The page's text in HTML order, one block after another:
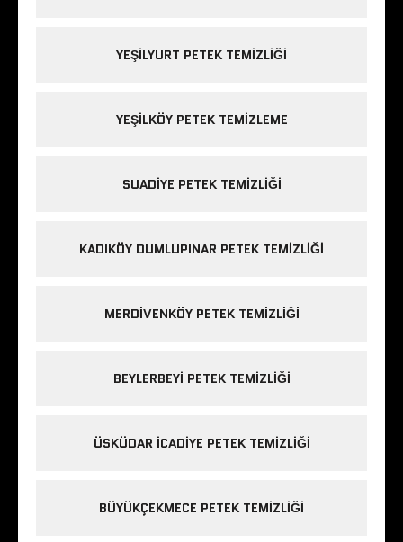
YEŞILYURT PETEK TEMIZLIĞI
YEŞILKÖY PETEK TEMIZLEME
SUADIYE PETEK TEMIZLIĞI
KADIKÖY DUMLUPINAR PETEK TEMIZLIĞI
MERDIVENKÖY PETEK TEMIZLIĞI
BEYLERBEYI PETEK TEMIZLIĞI
ÜSKÜDAR ICADIYE PETEK TEMIZLIĞI
BÜYÜKÇEKMECE PETEK TEMIZLIĞI